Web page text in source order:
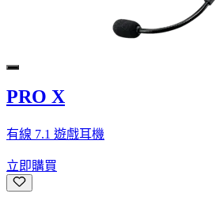
PRO X
有線 7.1 遊戲耳機
立即購買